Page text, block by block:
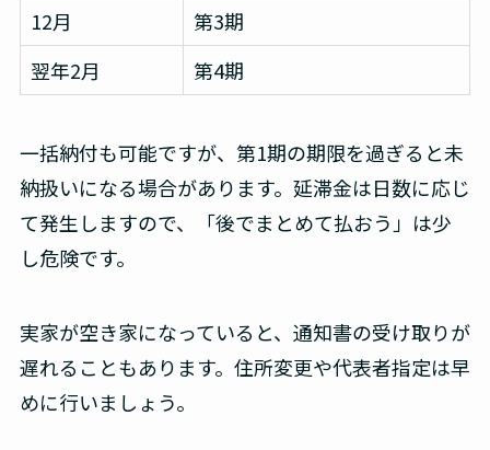
12月
第3期
翌年2月
第4期
一括納付も可能ですが、第1期の期限を過ぎると未
納扱いになる場合があります。延滞金は日数に応じ
て発生しますので、「後でまとめて払おう」は少
し危険です。
実家が空き家になっていると、通知書の受け取りが
遅れることもあります。住所変更や代表者指定は早
めに行いましょう。